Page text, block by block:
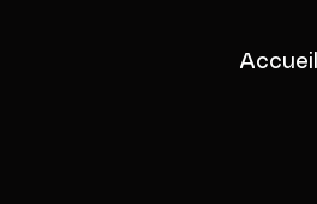
Accueil